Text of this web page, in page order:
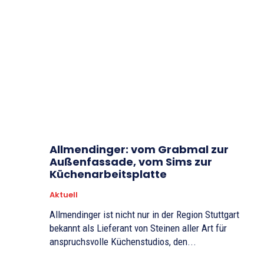
Allmendinger: vom Grabmal zur
Außenfassade, vom Sims zur
Küchenarbeitsplatte
Aktuell
Allmendinger ist nicht nur in der Region Stuttgart
bekannt als Lieferant von Steinen aller Art für
anspruchsvolle Küchenstudios, den...